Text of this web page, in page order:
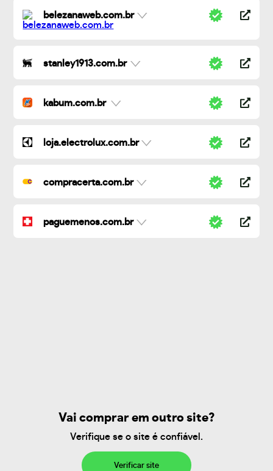
belezanaweb.com.br
stanley1913.com.br
kabum.com.br
loja.electrolux.com.br
compracerta.com.br
paguemenos.com.br
Vai comprar em outro site?
Verifique se o site é confiável.
Verificar site